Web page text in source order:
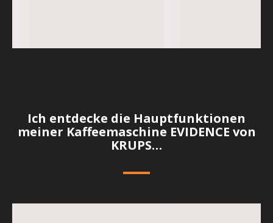
Ich entdecke die Hauptfunktionen
meiner Kaffeemaschine EVIDENCE von
KRUPS…